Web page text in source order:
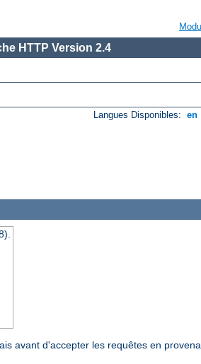
HTTP Version 2.4
Langues Disponibles: en
avant d'accepter les requêtes en